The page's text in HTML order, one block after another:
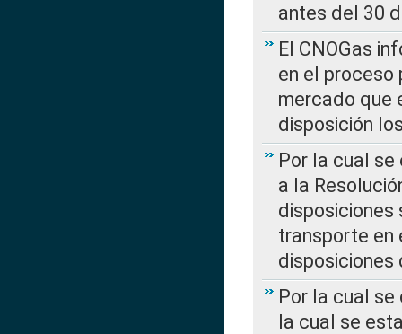
antes del 30
El CNOGas
en el
mercado que
disposición
Por la cual se
a la
disposiciones
transporte en
disposiciones
Por la cual se
la cual se